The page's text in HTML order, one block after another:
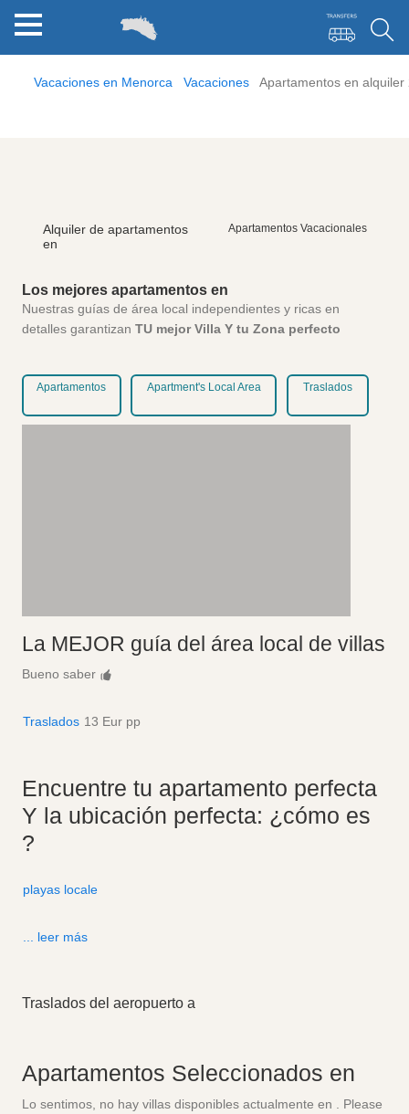
Vacaciones en Menorca Vacaciones Apartamentos en alquiler
Alquiler de apartamentos
en
Apartamentos Vacacionales
Los mejores apartamentos en
Nuestras guías de área local independientes y ricas en
detalles garantizan TU mejor Villa Y tu Zona perfecto
Apartamentos Apartment's Local Area Traslados
La MEJOR guía del área local de villas
Bueno saber
Traslados 13 Eur pp
Encuentre tu apartamento perfecta
Y la ubicación perfecta: ¿cómo es
?
playas locale
... leer más
Traslados del aeropuerto a
Apartamentos Seleccionados en
Lo sentimos, no hay villas disponibles actualmente en . Please